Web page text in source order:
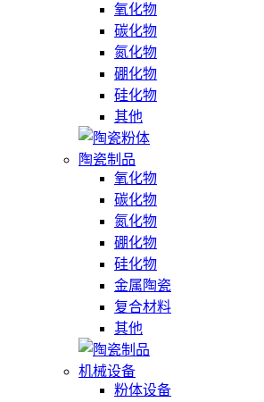
氧化物
碳化物
氮化物
硼化物
硅化物
其他
陶瓷制品
氧化物
碳化物
氮化物
硼化物
硅化物
金属陶瓷
复合材料
其他
机械设备
粉体设备